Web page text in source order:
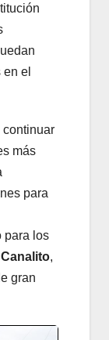
el
continuar
más
para
para los
,
gran